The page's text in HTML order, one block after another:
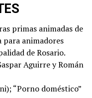
primas animadas de
para animadores
de Rosario.
Aguirre y Román
“Porno doméstico”